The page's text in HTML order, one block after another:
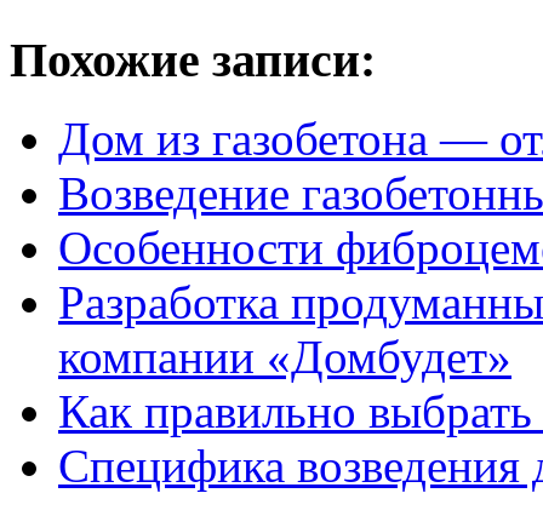
Похожие записи:
Дом из газобетона —
Возведение
Особенности
Разработка
компании «Домбудет»
Как правильно
Специфика возведения